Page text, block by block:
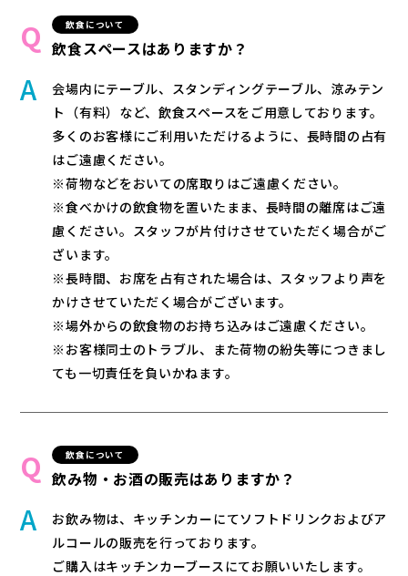
飲食について
飲食スペースはありますか？
会場内にテーブル、スタンディングテーブル、涼みテン
ト（有料）など、飲食スペースをご用意しております。
多くのお客様にご利用いただけるように、長時間の占有
はご遠慮ください。
※荷物などをおいての席取りはご遠慮ください。
※食べかけの飲食物を置いたまま、長時間の離席はご遠
慮ください。スタッフが片付けさせていただく場合がご
ざいます。
※長時間、お席を占有された場合は、スタッフより声を
かけさせていただく場合がございます。
※場外からの飲食物のお持ち込みはご遠慮ください。
※お客様同士のトラブル、また荷物の紛失等につきまし
ても一切責任を負いかねます。
飲食について
飲み物・お酒の販売はありますか？
お飲み物は、キッチンカーにてソフトドリンクおよびア
ルコールの販売を行っております。
ご購入はキッチンカーブースにてお願いいたします。